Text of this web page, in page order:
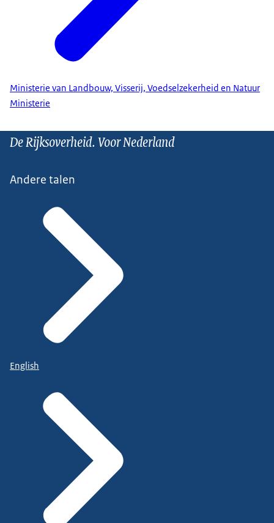
Ministerie van Landbouw, Visserij, Voedselzekerheid en Natuur
Ministerie
De Rijksoverheid. Voor Nederland
Andere talen
English